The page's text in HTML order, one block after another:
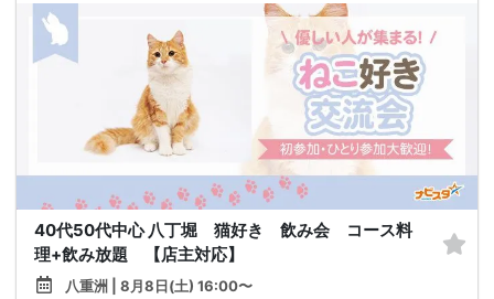
40代50代中心 八丁堀 猫好き 飲み会 コース料
理+飲み放題 【店主対応】
八重洲 | 8月8日(土) 16:00〜